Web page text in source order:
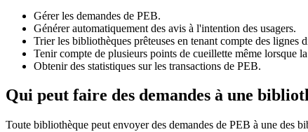
Gérer les demandes de PEB.
Générer automatiquement des avis à l'intention des usagers.
Trier les bibliothèques prêteuses en tenant compte des lignes
Tenir compte de plusieurs points de cueillette même lorsque
Obtenir des statistiques sur les transactions de PEB.
Qui peut faire des demandes à une
Toute bibliothèque peut envoyer des demandes de PEB à une des